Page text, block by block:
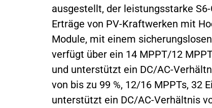
ausgestellt, der leistungsstarke
Erträge von PV-Kraftwerken mit
Module, mit einem
verfügt über ein 14 MPPT/12
und unterstützt ein DC/AC-
von bis zu 99 %, 12/16 MPPTs, 32
unterstützt ein DC/AC-Verhältnis